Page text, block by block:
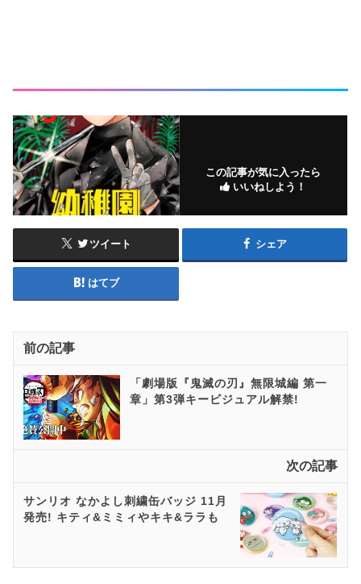
この記事が気に入ったら
いいねしよう！
ツイート シェア
はてブ
前の記事
「劇場版『鬼滅の刃』無限城編 第一
章」第3弾キービジュアル解禁!
次の記事
サンリオ なかよし刺繍缶バッジ 11月
発売! キティ&ミミィやキキ&ララも